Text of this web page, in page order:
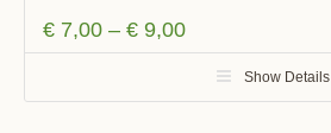
€ 7,00 –€ 9,00
Show Details